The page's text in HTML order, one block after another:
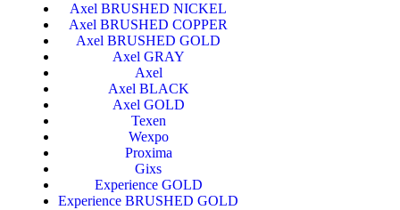
Axel BRUSHED NICKEL
Axel BRUSHED COPPER
Axel BRUSHED GOLD
Axel GRAY
Axel
Axel BLACK
Axel GOLD
Texen
Wexpo
Proxima
Gixs
Experience GOLD
Experience BRUSHED GOLD